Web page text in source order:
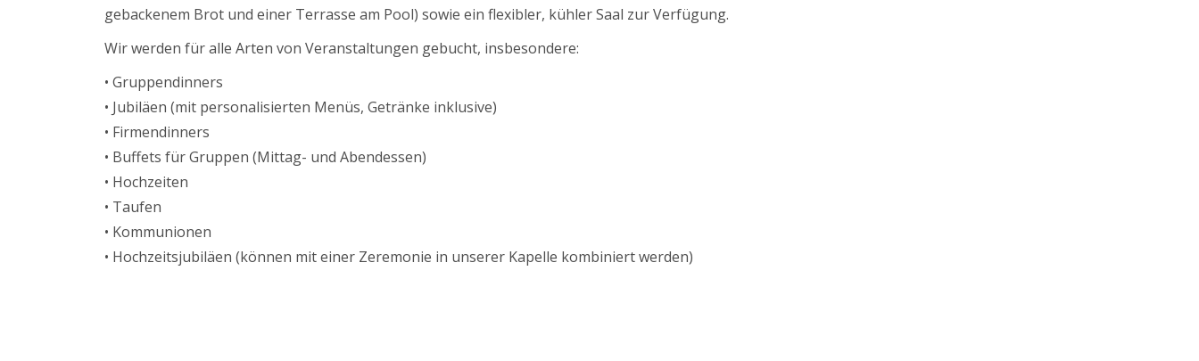
gebackenem Brot und einer Terrasse am Pool) sowie ein flexibler, kühler Saal zur Verfügung.
Wir werden für alle Arten von Veranstaltungen gebucht, insbesondere:
• Gruppendinners
• Jubiläen (mit personalisierten Menüs, Getränke inklusive)
• Firmendinners
• Buffets für Gruppen (Mittag- und Abendessen)
• Hochzeiten
• Taufen
• Kommunionen
• Hochzeitsjubiläen (können mit einer Zeremonie in unserer Kapelle kombiniert werden)